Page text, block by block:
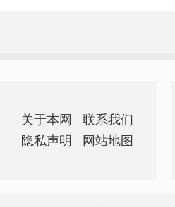
关于本网
联系我们
隐私声明
网站地图